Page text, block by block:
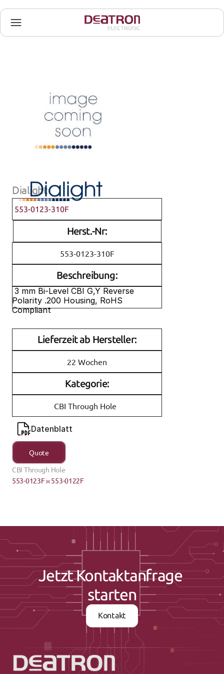
Dialight
553-0123-310F
Herst.-Nr:
553-0123-310F
Beschreibung:
Polarity .200 Housing, RoHS
Compliant
Lieferzeit ab Hersteller:
22 Wochen
Kategorie:
CBI Through Hole
Datenblatt
Quote
CBI Through Hole
553-0123F ›‹ 553-0122F
Jetzt Kontaktanfrage
starten
Kontakt